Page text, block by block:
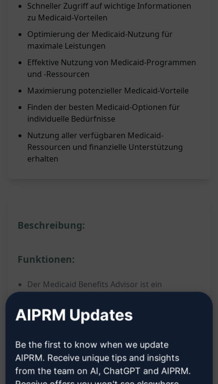
Schneller Zugriff auf wichtige Informationen
zu Medicaid-Vorteilen
Optimierung der Medicaid-Nutzung für
maximale Leistungen
Effektive Nutzung von Medicaid-Programmen
und -Ressourcen
Maximierung potenzieller Medicaid-Vorteile
Finden der besten Medicaid-Optionen für
individuelle Bedürfnisse
Nutzung aller verfügbaren Medicaid-
Ressourcen und finanzielle Unterstützung
erhalten
Beschreibung:
Funktionen:
Der Medicaid Benefits Advisor ist ein
Medicaid-Vorteile zu verstehen.
gibt dir klare Informationen.
Der Advisor bietet maßgeschneiderte
Ratschläge und Empfehlungen basierend auf
AIPRM Updates
Be the first to know when we update
AIPRM. Receive unique tips and insights
from the team on AI, ChatGPT and AIPRM.